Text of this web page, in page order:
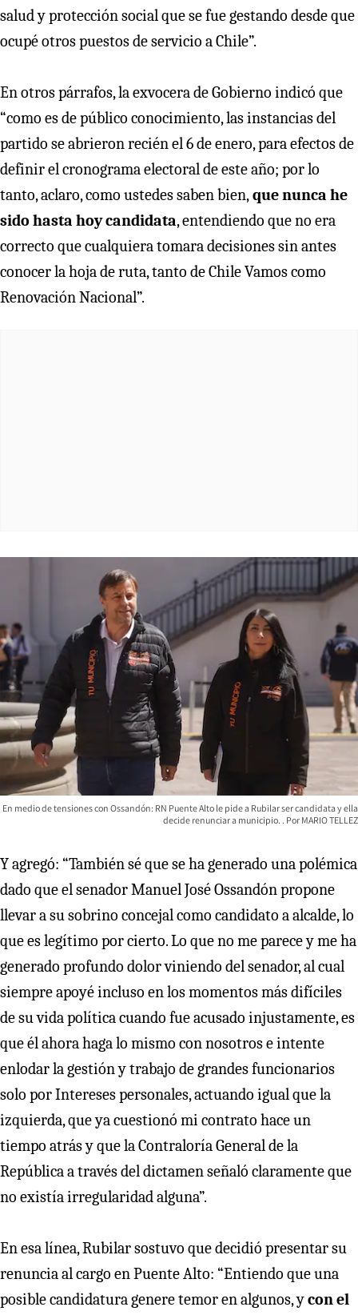
salud y protección social que se fue gestando desde que
ocupé otros puestos de servicio a Chile”.
En otros párrafos, la exvocera de Gobierno indicó que
“como es de público conocimiento, las instancias del
partido se abrieron recién el 6 de enero, para efectos de
definir el cronograma electoral de este año; por lo
tanto, aclaro, como ustedes saben bien, que nunca he
sido hasta hoy candidata, entendiendo que no era
correcto que cualquiera tomara decisiones sin antes
conocer la hoja de ruta, tanto de Chile Vamos como
Renovación Nacional”.
En medio de tensiones con Ossandón: RN Puente Alto le pide a Rubilar ser candidata y ella
decide renunciar a municipio.
MARIO TELLEZ
Y agregó: “También sé que se ha generado una polémica
dado que el senador Manuel José Ossandón propone
llevar a su sobrino concejal como candidato a alcalde, lo
que es legítimo por cierto. Lo que no me parece y me ha
generado profundo dolor viniendo del senador, al cual
siempre apoyé incluso en los momentos más difíciles
de su vida política cuando fue acusado injustamente, es
que él ahora haga lo mismo con nosotros e intente
enlodar la gestión y trabajo de grandes funcionarios
solo por Intereses personales, actuando igual que la
izquierda, que ya cuestionó mi contrato hace un
tiempo atrás y que la Contraloría General de la
República a través del dictamen señaló claramente que
no existía irregularidad alguna”.
En esa línea, Rubilar sostuvo que decidió presentar su
renuncia al cargo en Puente Alto: “Entiendo que una
posible candidatura genere temor en algunos, ycon el